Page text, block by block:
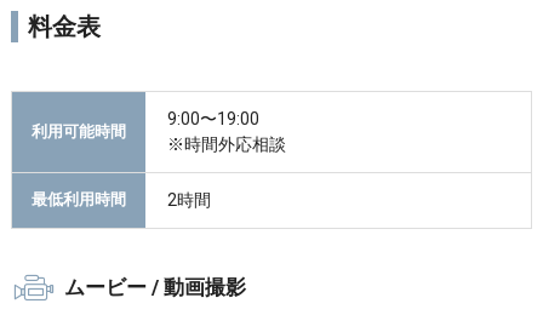
料金表
利用可能時間
9:00〜19:00
※時間外応相談
最低利用時間 2時間
ムービー / 動画撮影